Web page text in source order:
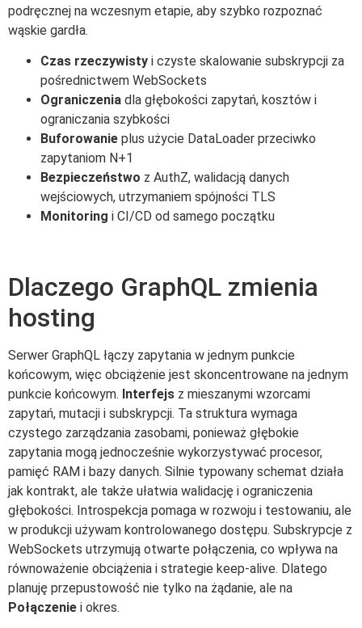
podręcznej na wczesnym etapie, aby szybko rozpoznać
wąskie gardła.
Czas rzeczywisty i czyste skalowanie subskrypcji za
pośrednictwem WebSockets
Ograniczenia dla głębokości zapytań, kosztów i
ograniczania szybkości
Buforowanie plus użycie DataLoader przeciwko
zapytaniom N+1
Bezpieczeństwo z AuthZ, walidacją danych
wejściowych, utrzymaniem spójności TLS
Monitoring i CI/CD od samego początku
Dlaczego GraphQL zmienia
hosting
Serwer GraphQL łączy zapytania w jednym punkcie
końcowym, więc obciążenie jest skoncentrowane na jednym
punkcie końcowym. Interfejs z mieszanymi wzorcami
zapytań, mutacji i subskrypcji. Ta struktura wymaga
czystego zarządzania zasobami, ponieważ głębokie
zapytania mogą jednocześnie wykorzystywać procesor,
pamięć RAM i bazy danych. Silnie typowany schemat działa
jak kontrakt, ale także ułatwia walidację i ograniczenia
głębokości. Introspekcja pomaga w rozwoju i testowaniu, ale
w produkcji używam kontrolowanego dostępu. Subskrypcje z
WebSockets utrzymują otwarte połączenia, co wpływa na
równoważenie obciążenia i strategie keep-alive. Dlatego
planuję przepustowość nie tylko na żądanie, ale na
Połączenie i okres.